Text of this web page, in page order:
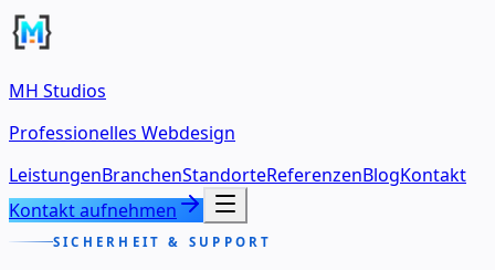
MH Studios
Professionelles Webdesign
LeistungenBranchenStandorteReferenzenBlogKontakt
Kontakt aufnehmen
SICHERHEIT & SUPPORT